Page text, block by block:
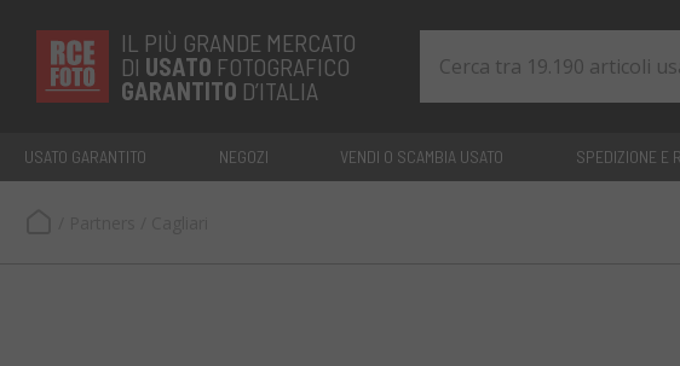
IL PIÙ GRANDE MERCATO
DI USATO FOTOGRAFICO
GARANTITO D’ITALIA
USATO GARANTITO NEGOZI VENDI O SCAMBIA USATO SPEDIZIONE E